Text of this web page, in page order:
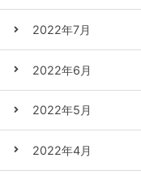
2022年7月
2022年6月
2022年5月
2022年4月